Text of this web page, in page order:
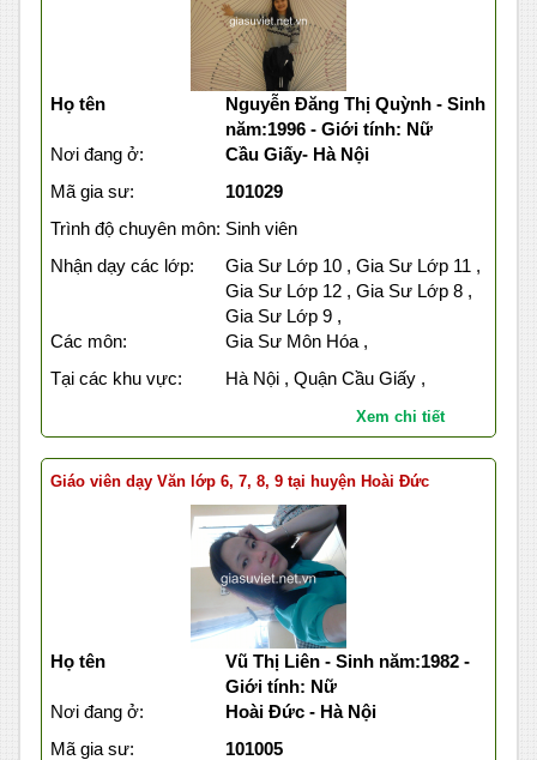
Họ tên
Nguyễn Đăng Thị Quỳnh - Sinh
năm:1996 - Giới tính: Nữ
Nơi đang ở:
Cầu Giấy- Hà Nội
Mã gia sư:
101029
Trình độ chuyên môn: Sinh viên
Nhận dạy các lớp:
Gia Sư Lớp 10 , Gia Sư Lớp 11 ,
Gia Sư Lớp 12 , Gia Sư Lớp 8 ,
Gia Sư Lớp 9 ,
Các môn:
Gia Sư Môn Hóa ,
Tại các khu vực:
Hà Nội , Quận Cầu Giấy ,
Xem chi tiết
Giáo viên dạy Văn lớp 6, 7, 8, 9 tại huyện Hoài Đức
Họ tên
Vũ Thị Liên - Sinh năm:1982 -
Giới tính: Nữ
Nơi đang ở:
Hoài Đức - Hà Nội
Mã gia sư:
101005